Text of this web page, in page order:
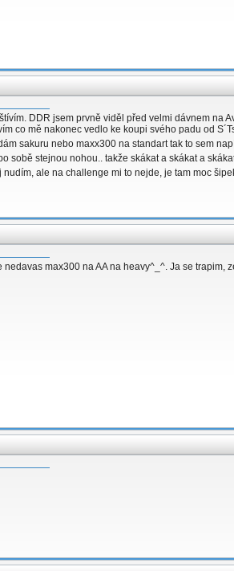
DDR jsem prvně viděl před velmi dávnem na
co mě nakonec vedlo ke koupi svého padu od
sakuru nebo maxx300 na standart tak to sem
sobě stejnou nohou.. takže skákat a skákat a
ale na challenge mi to nejde, je tam moc
max300 na AA na heavy^_^. Ja se